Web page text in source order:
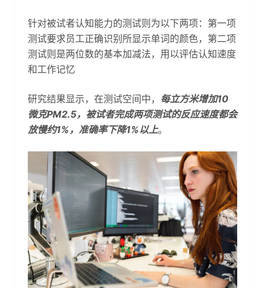
针对被试者认知能力的测试则为以下两项：第一项
测试要求员工正确识别所显示单词的颜色，第二项
测试则是两位数的基本加减法，用以评估认知速度
和工作记忆
研究结果显示，在测试空间中， 每立方米增加10
微克PM2.5，被试者完成两项测试的反应速度都会
放慢约1%，准确率下降1%以上。